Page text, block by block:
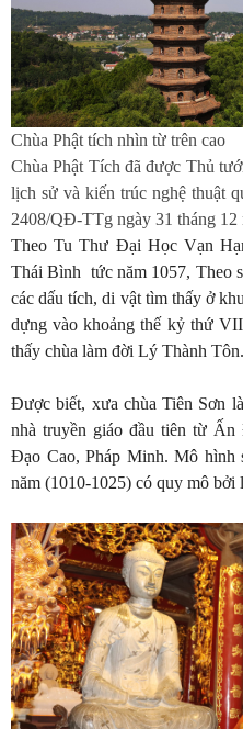
Chùa Phật tích nhìn từ trên cao
Chùa Phật Tích đã được Thủ
lịch sử và kiến trúc nghệ thuật
2408/QĐ-TTg ngày 31 tháng 12
Theo Tu Thư Đại Học Vạn
Thái Bình tức năm 1057, Theo
các dấu tích, di vật tìm thấy ở
dựng vào khoảng thế kỷ thứ
thấy chùa làm đời Lý Thành Tôn.
Được biết, xưa chùa Tiên Sơn
nhà truyền giáo đầu tiên từ
Đạo Cao, Pháp Minh. Mô hình
năm (1010-1025) có quy mô bởi